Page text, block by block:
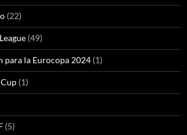
(22)
(49)
para la Eurocopa 2024 (1)
(1)
(5)